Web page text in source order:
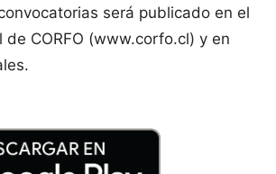
será publicado en el
CORFO (www.corfo.cl) y en